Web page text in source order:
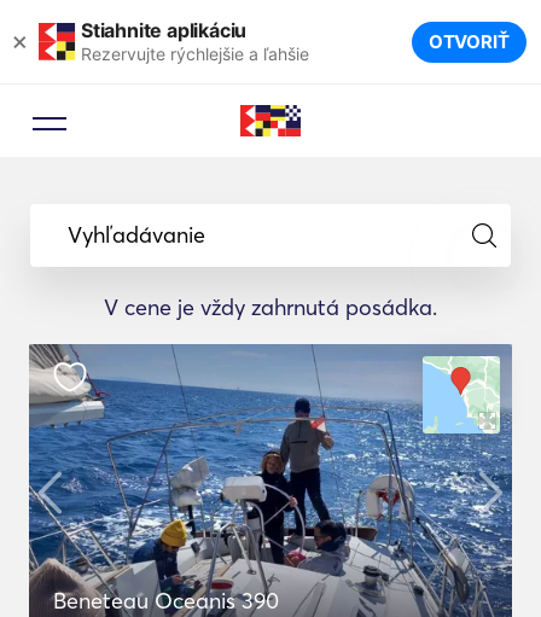
× Stiahnite aplikáciu
Rezervujte rýchlejšie a ľahšie OTVORIŤ
Vyhľadávanie
V cene je vždy zahrnutá posádka.
Beneteau Oceanis 390